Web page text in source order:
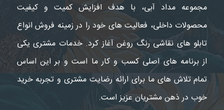
مجموعه مداد آبی، با هدف افزایش کمیت و کیفیت
محصولات داخلی، فعالیت های خود را در زمینه فروش انواع
تابلو های نقاشی رنگ روغن آغاز کرد. خدمات مشتری یکی
از برنامه های اصلی کسب و کار ما است و بر این اساس
تمام تلاش های ما برای ارائه رضایت مشتری و تجربه خرید
خوب در ذهن مشتریان عزیز است.